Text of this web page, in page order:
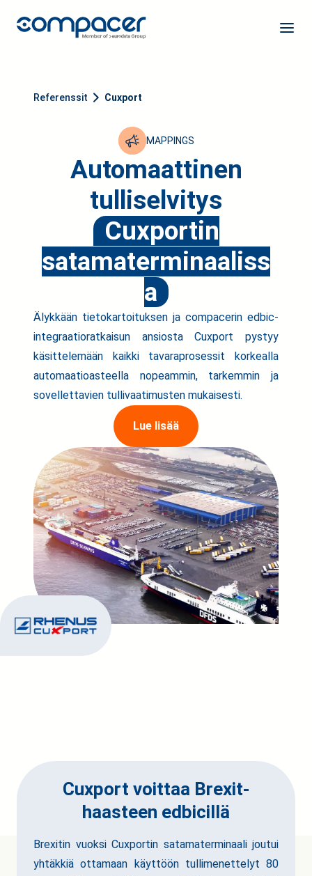
Referenssit Cuxport
MAPPINGS
Automaattinen
tulliselvitys
Cuxportin
satamaterminaaliss
a
Älykkään tietokartoituksen ja compacerin edbic-
integraatioratkaisun ansiosta Cuxport pystyy
käsittelemään kaikki tavaraprosessit korkealla
automaatioasteella nopeammin, tarkemmin ja
sovellettavien tullivaatimusten mukaisesti.
Lue lisää
Cuxport voittaa Brexit-
haasteen edbicillä
Brexitin vuoksi Cuxportin satamaterminaali joutui
yhtäkkiä ottamaan käyttöön tullimenettelyt 80